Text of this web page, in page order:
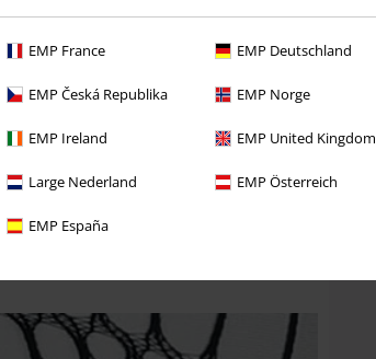
EMP France EMP Deutschland
EMP Česká Republika EMP Norge
EMP Ireland EMP United Kingdom
Large Nederland EMP Österreich
EMP España